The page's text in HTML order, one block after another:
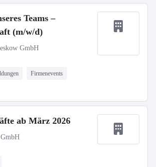
Teams –
(m/w/d)
GmbH
Firmenevents
ab März 2026